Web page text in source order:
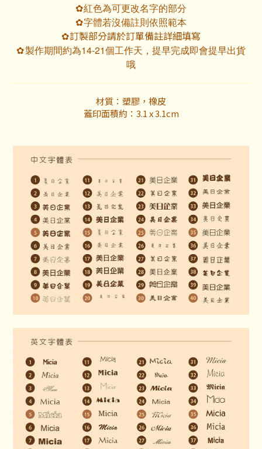
✿紅色為可更改名字的部分
✿字體若沒備註則依照範本
✿訂製部分請於訂單備註詳細填寫
✿製作期間約為14-21個工作天，提早完成即會提早出貨
哦
材質：塑膠，橡皮
蓋印面積約：3.1 x 3.1cm